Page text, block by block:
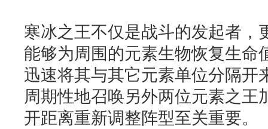
寒冰之王不仅是战斗的发起者，
能够为周围的元素生物恢复生命
迅速将其与其它元素单位分隔开
周期性地召唤另外两位元素之王
开距离重新调整阵型至关重要。